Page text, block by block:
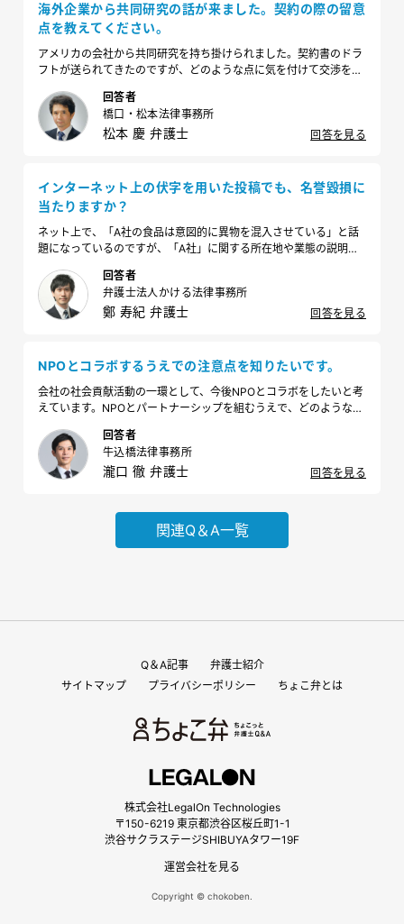
海外企業から共同研究の話が来ました。契約の際の留意
点を教えてください。
アメリカの会社から共同研究を持ち掛けられました。契約書のドラ
フトが送られてきたのですが、どのような点に気を付けて交渉を
回答者
橋口・松本法律事務所
松本 慶 弁護士 回答を見る
インターネット上の伏字を用いた投稿でも、名誉毀損に
当たりますか？
ネット上で、「A社の食品は意図的に異物を混入させている」と話
題になっているのですが、「A社」に関する所在地や業態の説明内
としてなんらかの対応を取りたいのですが、伏字でも名誉棄損にあ
たるのでしょうか？
回答者
弁護士法人かける法律事務所
鄭 寿紀 弁護士 回答を見る
NPOとコラボするうえでの注意点を知りたいです。
会社の社会貢献活動の一環として、今後NPOとコラボをしたいと考
えています。NPOとパートナーシップを組むうえで、どのような点
回答者
牛込橋法律事務所
瀧口 徹 弁護士 回答を見る
関連Q＆A一覧
Q＆A記事
弁護士紹介
サイトマップ
プライバシーポリシー ちょこ弁とは
株式会社LegalOn Technologies
〒150-6219 東京都渋谷区桜丘町1-1
渋谷サクラステージSHIBUYAタワー19F
運営会社を見る
Copyright © chokoben.